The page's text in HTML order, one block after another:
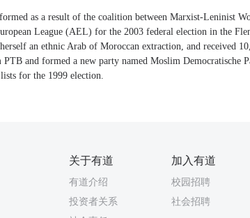
as a result of the coalition between Marxist-Leninist
League (AEL) for the 2003 federal election in the
an ethnic Arab of Moroccan extraction, and received
and formed a new party named Moslim Democratische
for the 1999 election.
关于有道
有道介绍
投资者关系
加入有道
校园招聘
社会招聘